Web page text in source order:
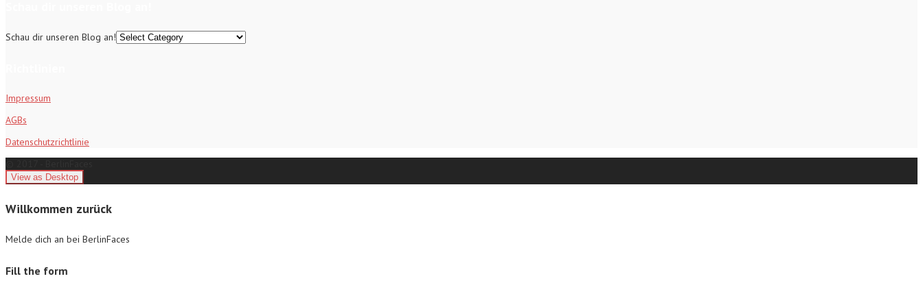
Schau dir unseren Blog an!
Impressum
AGBs
Datenschutzrichtlinie
Willkommen zurück
Melde dich an bei BerlinFaces
Fill the form